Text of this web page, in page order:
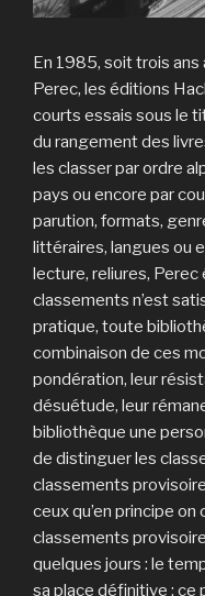
En 1985, soit trois
Perec, les éditions
courts essais sous le
du rangement des
les classer par ordre
pays ou encore par
parution, formats,
littéraires, langues ou
lecture, reliures, Perec
classements n’est
pratique, toute
combinaison de ces
pondération, leur
désuétude, leur
bibliothèque une
de distinguer les
classements
ceux qu’en principe
classements
quelques jours : le
sa place définitive :